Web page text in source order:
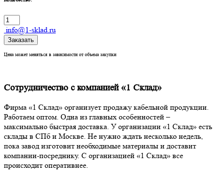
info@1-sklad.ru
Заказать
Цена может меняться в зависимости от объема закупки
Сотрудничество с компанией «1 Склад»
Фирма «1 Склад» организует продажу кабельной продукции.
Работаем оптом. Одна из главных особенностей –
максимально быстрая доставка. У организации «1 Склад» есть
склады в СПб и Москве. Не нужно ждать несколько недель,
пока завод изготовит необходимые материалы и доставит
компании-посреднику. С организацией «1 Склад» все
происходит оперативнее.